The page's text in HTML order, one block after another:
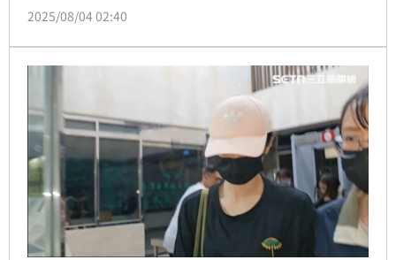
痕，懸在半空中岌岌可危，就在稍早地基難以支撐，整
2025/08/04 02:40